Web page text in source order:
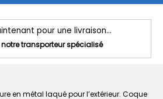
pour une livraison...
notre transporteur spécialisé
en métal laqué pour l’extérieur. Coque